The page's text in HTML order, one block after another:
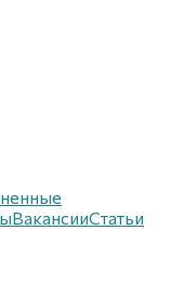
ВакансииСтатьи